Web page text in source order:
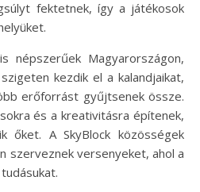
fektetnek, így a játékosok
népszerűek Magyarországon,
kezdik el a kalandjaikat,
erőforrást gyűjtsenek össze.
és a kreativitásra építenek,
őket. A SkyBlock közösségek
szerveznek versenyeket, ahol a